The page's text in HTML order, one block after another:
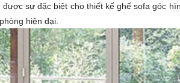
sự đặc biệt cho thiết kế ghế sofa góc
hiện đại.